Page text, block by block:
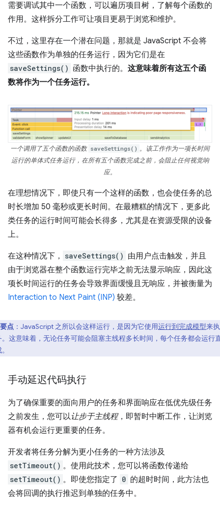
需要调试其中一个函数，可以遍历项目树，了解每个函数的
作用。这样拆分工作可让项目更易于浏览和维护。
不过，这里存在一个潜在问题，那就是 JavaScript 不会将
这些函数作为单独的任务运行，因为它们是在
saveSettings() 函数中执行的。 这意味着所有这五个函
数将作为一个任务运行。
一个调用了五个函数的函数 saveSettings() 。该工作作为一项长时间
运行的单体式任务运行，在所有五个函数完成之前，会阻止任何视觉响
应。
在理想情况下，即使只有一个这样的函数，也会使任务的总
时长增加 50 毫秒或更长时间。在最糟糕的情况下，更多此
类任务的运行时间可能会长得多，尤其是在资源受限的设备
上。
在这种情况下， saveSettings() 由用户点击触发，并且
由于浏览器在整个函数运行完毕之前无法显示响应，因此这
项长时间运行的任务会导致界面缓慢且无响应，并被衡量为
Interaction to Next Paint (INP) 较差。
要点 ：JavaScript 之所以会这样运行，是因为它使用运行到完成模型来
。这意味着，无论任务可能会阻塞主线程多长时间，每个任务都会运行
手动延迟代码执行
为了确保重要的面向用户的任务和界面响应在低优先级任务
之前发生，您可以让步于主线程，即暂时中断工作，让浏览
器有机会运行更重要的任务。
开发者将任务分解为更小任务的一种方法涉及
setTimeout() 。使用此技术，您可以将函数传递给
setTimeout() 。即使您指定了 0 的超时时间，此方法也
会将回调的执行推迟到单独的任务中。